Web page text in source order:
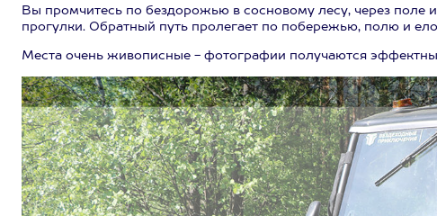
Вы промчитесь по бездорожью в сосновому лесу, через поле
прогулки. Обратный путь пролегает по побережью, полю и
Места очень живописные - фотографии получаются